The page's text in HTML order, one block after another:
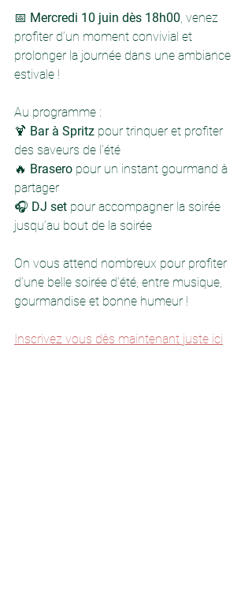
📅 Mercredi 10 juin dès 18h00, venez
profiter d’un moment convivial et
prolonger la journée dans une ambiance
estivale !
Au programme :
🍹 Bar à Spritz pour trinquer et profiter
des saveurs de l’été
🔥 Brasero pour un instant gourmand à
partager
🎧 DJ set pour accompagner la soirée
jusqu’au bout de la soirée
On vous attend nombreux pour profiter
d’une belle soirée d’été, entre musique,
gourmandise et bonne humeur !
Inscrivez vous dès maintenant juste ici